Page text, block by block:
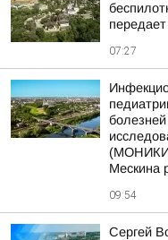
07:27
болезней
Мескина
09:54
Сергей